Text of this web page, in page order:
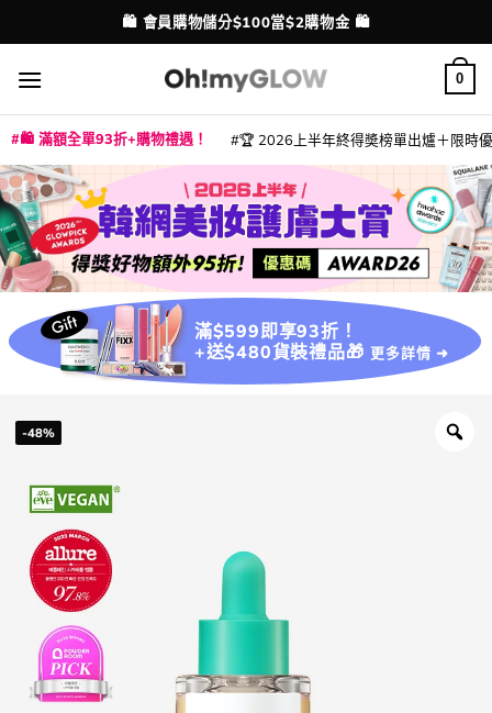
to
content
配送港澳
💳 支援消費券、FPS、八達通、PAYME、信用卡付款
0
🛍️ 滿額全單93折+購物禮遇！ 🏆 2026上半年終得奬榜單出爐＋限時
滿$599即享93折！
+送$480貨裝禮品🎁 更多詳情 ➜
-48%